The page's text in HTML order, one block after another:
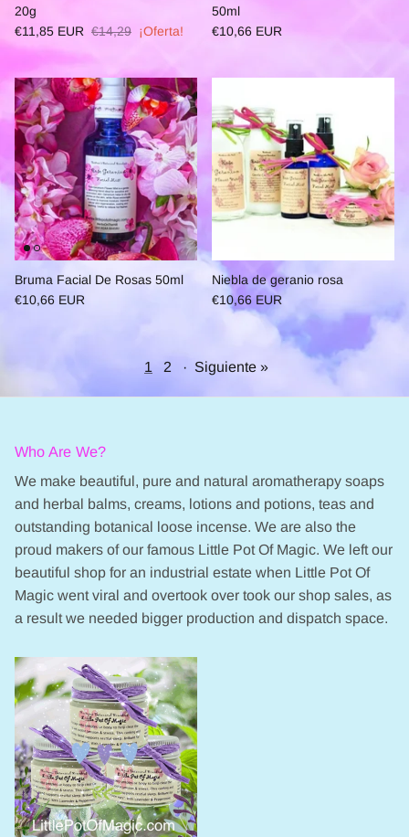
20g
€11,85 EUR €14,29 ¡Oferta!
50ml
€10,66 EUR
Bruma Facial De Rosas 50ml
€10,66 EUR
Niebla de geranio rosa
€10,66 EUR
1 2 · Siguiente »
Who Are We?
We make beautiful, pure and natural aromatherapy soaps
and herbal balms, creams, lotions and potions, teas and
outstanding botanical loose incense. We are also the
proud makers of our famous Little Pot Of Magic. We left our
beautiful shop for an industrial estate when Little Pot Of
Magic went viral and overtook over took our shop sales, as
a result we needed bigger production and dispatch space.